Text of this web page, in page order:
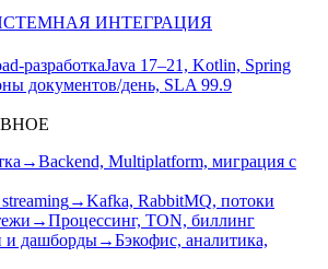
ИНТЕГРАЦИЯ
разработкаJava 17–21, Kotlin, Spring
документов/день, SLA 99.9
→Backend, Multiplatform, миграция с
→Kafka, RabbitMQ, потоки
→Процессинг, TON, биллинг
и дашборды→Бэкофис, аналитика,